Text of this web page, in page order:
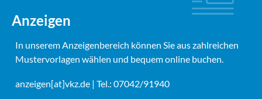
Anzeigen
In unserem Anzeigenbereich können Sie aus zahlreichen
Mustervorlagen wählen und bequem online buchen.
anzeigen[at]vkz.de | Tel.: 07042/91940